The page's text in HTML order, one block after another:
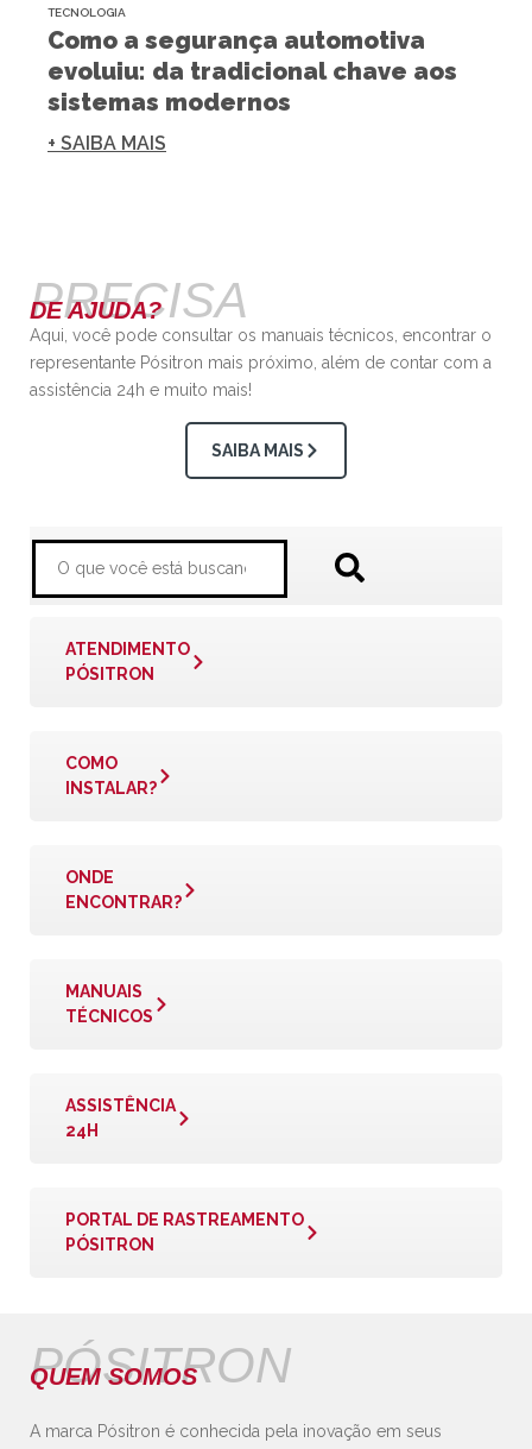
TECNOLOGIA
Como a segurança automotiva
evoluiu: da tradicional chave aos
sistemas modernos
+ SAIBA MAIS
PRECISA
DE AJUDA?
Aqui, você pode consultar os manuais técnicos, encontrar o
representante Pósitron mais próximo, além de contar com a
assistência 24h e muito mais!
SAIBA MAIS
ATENDIMENTO
PÓSITRON
COMO
INSTALAR?
ONDE
ENCONTRAR?
MANUAIS
TÉCNICOS
ASSISTÊNCIA
24H
PORTAL DE RASTREAMENTO
PÓSITRON
PÓSITRON
QUEM SOMOS
A marca Pósitron é conhecida pela inovação em seus